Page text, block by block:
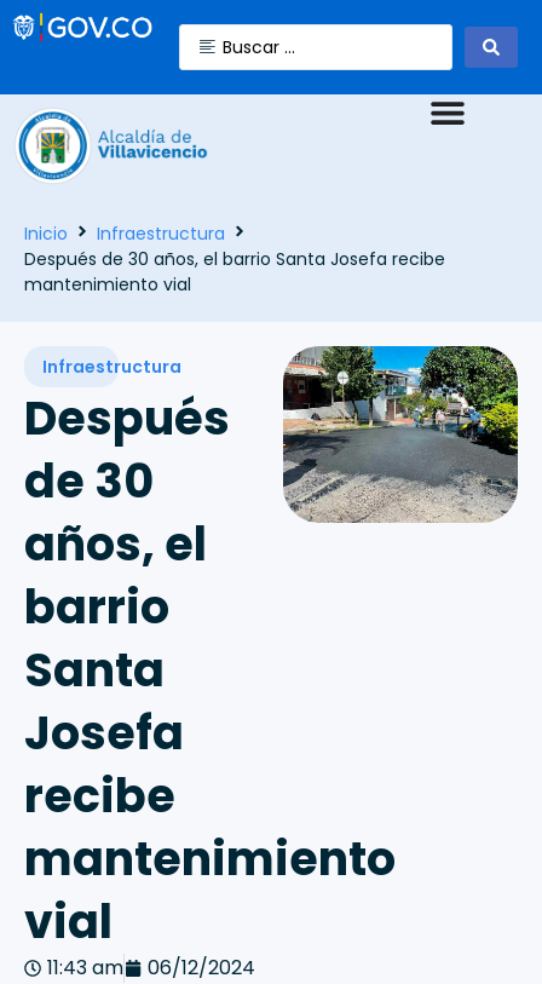
Inicio
Infraestructura
Después de 30 años, el barrio Santa Josefa recibe
mantenimiento vial
Infraestructura
Después
de 30
años, el
barrio
Santa
Josefa
recibe
mantenimiento
vial
11:43 am 06/12/2024